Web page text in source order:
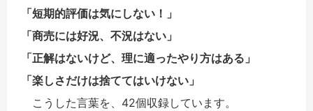
「短期的評価は気にしない！」
「商売には好況、不況はない」
「正解はないけど、理に適ったやり方はある」
「楽しさだけは捨ててはいけない」
こうした言葉を、42個収録しています。